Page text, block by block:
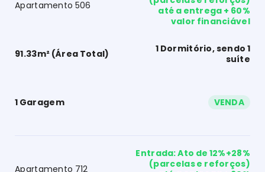
Apartamento 506
91.33m² (Área Total)
1 Dormitório, sendo 1
suíte
1 Garagem
até a entrega + 60%
valor financiável
VENDA
Apartamento 712
Entrada: Ato de 12%+28%
(parcelas e reforços)